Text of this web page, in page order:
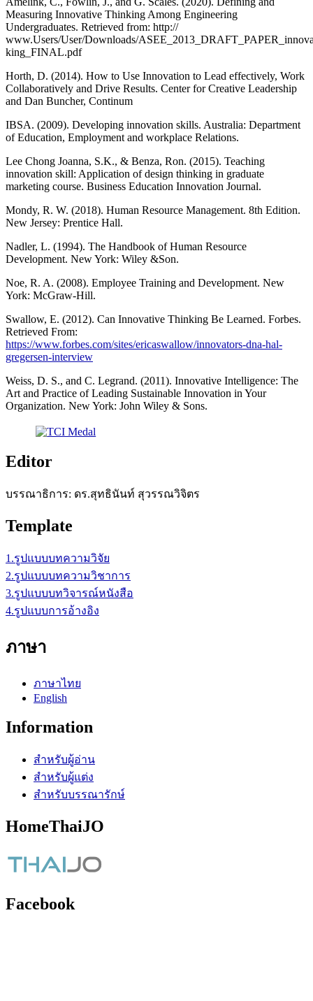
Measuring Innovative Thinking Among Engineering
Undergraduates. Retrieved from: http://
www.Users/User/Downloads/
king_FINAL.pdf
Horth, D. (2014). How to Use Innovation to Lead effectively, Work
Collaboratively and Drive Results. Center for Creative Leadership
and Dan Buncher, Continum
IBSA. (2009). Developing innovation skills. Australia: Department
of Education, Employment and workplace Relations.
Lee Chong Joanna, S.K., & Benza, Ron. (2015). Teaching
innovation skill: Application of design thinking in graduate
marketing course. Business Education Innovation Journal.
Mondy, R. W. (2018). Human Resource Management. 8th Edition.
New Jersey: Prentice Hall.
Nadler, L. (1994). The Handbook of Human Resource
Development. New York: Wiley &Son.
Noe, R. A. (2008). Employee Training and Development. New
York: McGraw-Hill.
Swallow, E. (2012). Can Innovative Thinking Be Learned. Forbes.
Retrieved From:
https://www.forbes.com/sites/ericaswallow/innovators-dna-hal-
gregersen-interview
Weiss, D. S., and C. Legrand. (2011). Innovative Intelligence: The
Art and Practice of Leading Sustainable Innovation in Your
Organization. New York: John Wiley & Sons.
Editor
บรรณาธิการ: ดร.สุทธินันท์ สุวรรณวิจิตร
Template
1.รูปแบบบทความวิจัย
2.รูปแบบบทความวิชาการ
3.รูปแบบบทวิจารณ์หนังสือ
4.รูปแบบการอ้างอิง
ภาษา
ภาษาไทย
English
Information
สำหรับผู้อ่าน
สำหรับผู้แต่ง
สำหรับบรรณารักษ์
HomeThaiJO
Facebook